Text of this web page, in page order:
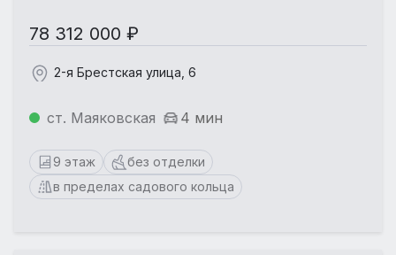
78 312 000 ₽
2-я Брестская улица, 6
ст. Маяковская 4 мин
9 этаж
без отделки
в пределах садового кольца